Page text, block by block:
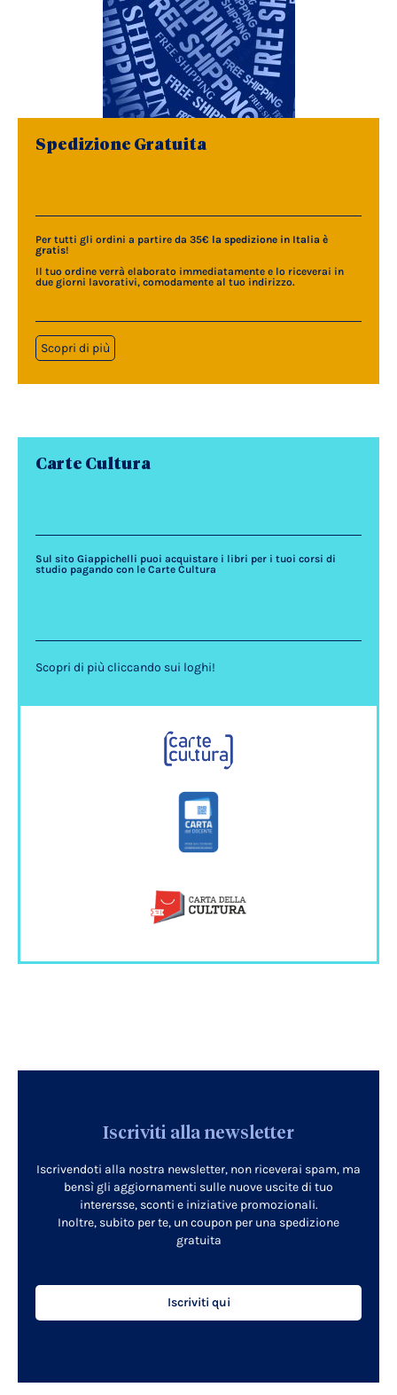
Spedizione Gratuita
Per tutti gli ordini a partire da 35€ la spedizione in Italia è
gratis!
Il tuo ordine verrà elaborato immediatamente e lo riceverai in
due giorni lavorativi, comodamente al tuo indirizzo.
Scopri di più
Carte Cultura
Sul sito Giappichelli puoi acquistare i libri per i tuoi corsi di
studio pagando con le Carte Cultura
Scopri di più cliccando sui loghi!
Iscriviti alla newsletter
Iscrivendoti alla nostra newsletter, non riceverai spam, ma
bensì gli aggiornamenti sulle nuove uscite di tuo
interersse, sconti e iniziative promozionali.
Inoltre, subito per te, un coupon per una spedizione
gratuita
Iscriviti qui